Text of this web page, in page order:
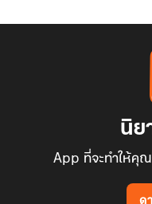
นิย
App ที่จะทำให้คุ
ด